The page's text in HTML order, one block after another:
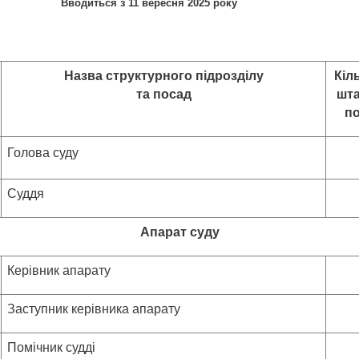
Вводиться з 11 вересня 2025 року
Назва структурного підрозділу
та посад
Голова суду
Суддя
Апарат суду
Керівник апарату
Заступник керівника апарату
Помічник судді